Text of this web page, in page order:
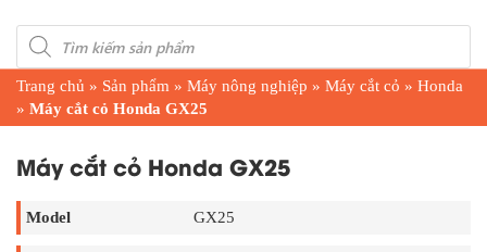
Products
search
Trang chủ » Sản phẩm » Máy nông nghiệp » Máy cắt cỏ » Honda
» Máy cắt cỏ Honda GX25
Máy cắt cỏ Honda GX25
Model GX25